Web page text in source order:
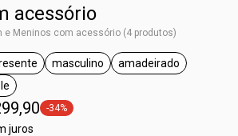
acessório
e Meninos com acessório (4 produtos)
Homem
etiqueta presenteetiqueta masculino
masculino
etiqueta
amadeirado
os tipos de pele
etiqueta -34%
-34%
juros